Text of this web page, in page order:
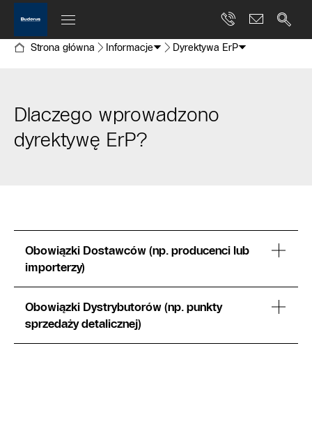
Strona główna Informacje Dyrektywa ErP
Dlaczego wprowadzono
dyrektywę ErP?
Obowiązki Dostawców (np. producenci lub
importerzy)
Obowiązki Dystrybutorów (np. punkty
sprzedaży detalicznej)